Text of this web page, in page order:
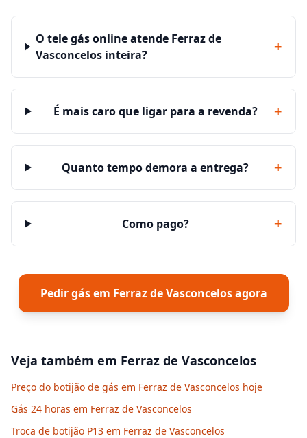
O tele gás online atende Ferraz de
Vasconcelos inteira?
+
É mais caro que ligar para a revenda? +
Quanto tempo demora a entrega? +
Como pago? +
Pedir gás em Ferraz de Vasconcelosagora
Veja também em Ferraz de Vasconcelos
Preço do botijão de gás em Ferraz de Vasconcelos hoje
Gás 24 horas em Ferraz de Vasconcelos
Troca de botijão P13 em Ferraz de Vasconcelos